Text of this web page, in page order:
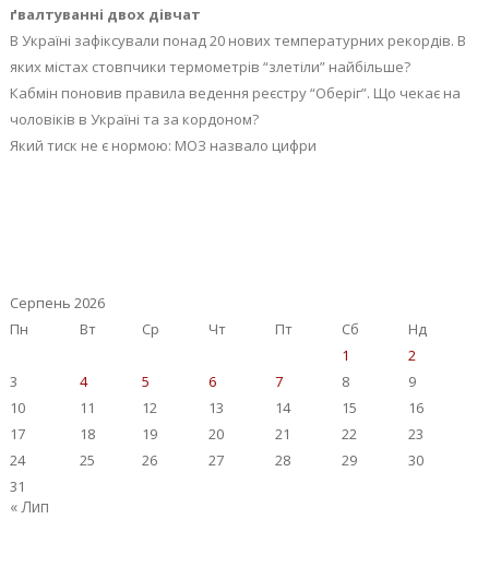
ґвалтуванні двох дівчат
В Україні зафіксували понад 20 нових температурних рекордів. В
яких містах стовпчики термометрів “злетіли” найбільше?
Кабмін поновив правила ведення реєстру “Оберіг”. Що чекає на
чоловіків в Україні та за кордоном?
Який тиск не є нормою: МОЗ назвало цифри
Серпень 2026
Пн
Вт Ср Чт Пт Сб
Нд
1
2
3
4 5 6 7 8
9
10
11 12 13 14 15
16
17
18 19 20 21 22
23
24
25 26 27 28 29
30
31
« Лип